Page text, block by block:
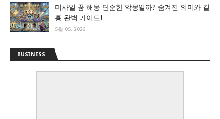
미사일 꿈 해몽 단순한 악몽일까? 숨겨진 의미와 길
흉 완벽 가이드!
5월 05, 2026
BUSINESS